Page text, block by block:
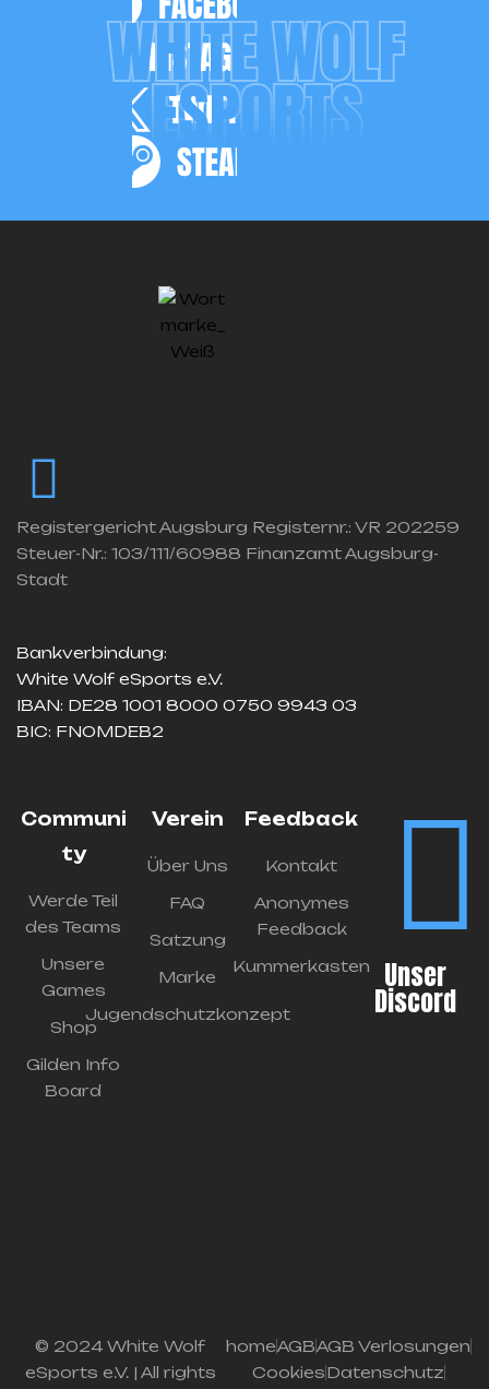
WHITE WOLF
ESPORTS
Registergericht Augsburg Registernr.: VR 202259
Steuer-Nr.: 103/111/60988 Finanzamt Augsburg-
Stadt
Bankverbindung:
White Wolf eSports e.V.
IBAN: DE28 1001 8000 0750 9943 03
BIC: FNOMDEB2
Communi
ty
Werde Teil
des Teams
Unsere
Games
Shop
Gilden Info
Board
Verein
Über Uns
FAQ
Satzung
Marke
Jugendschutzkonzept
Feedback
Kontakt
Anonymes
Feedback
Kummerkasten
Unser
Discord
© 2024 White Wolf
eSports e.V. | All rights
homeAGBAGB Verlosungen
CookiesDatenschutz